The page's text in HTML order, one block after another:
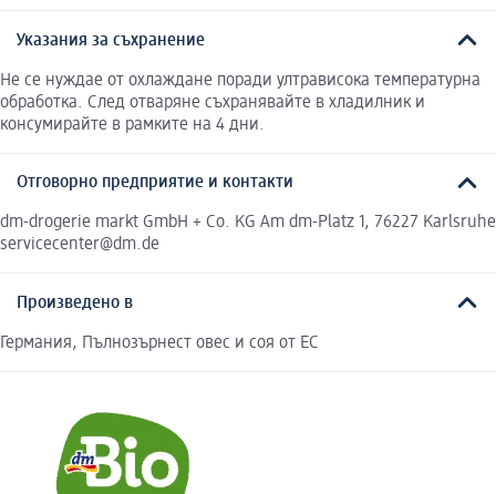
Указания за съхранение
Не се нуждае от охлаждане поради ултрависока температурна
обработка. След отваряне съхранявайте в хладилник и
консумирайте в рамките на 4 дни.
Отговорно предприятие и контакти
dm-drogerie markt GmbH + Co. KG Am dm-Platz 1, 76227 Karlsruhe
servicecenter@dm.de
Произведено в
Германия, Пълнозърнест овес и соя от ЕС